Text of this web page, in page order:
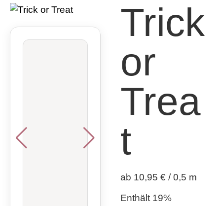
Trick
or
Trea
t
ab 10,95 € / 0,5 m
Enthält 19%